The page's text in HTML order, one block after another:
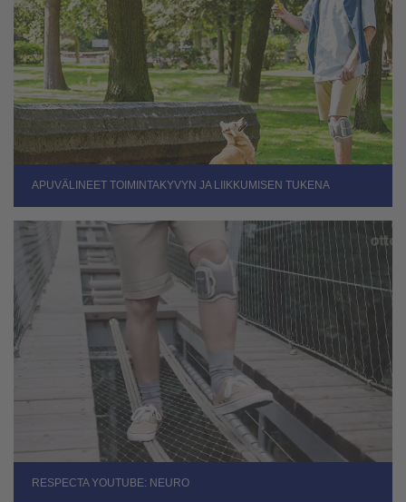
APUVÄLINEET TOIMINTAKYVYN JA LIIKKUMISEN TUKENA
RESPECTA YOUTUBE: NEURO